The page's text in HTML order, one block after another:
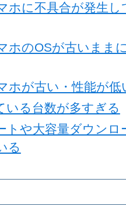
ホに不具合が発生し
ホのOSが古いまま
ホが古い・性能が低
いる台数が多すぎる
トや大容量ダウンロ
る